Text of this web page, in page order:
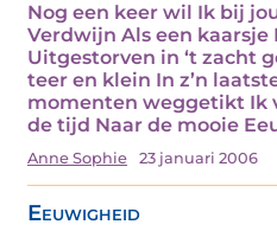
Nog een keer wil Ik bij
Verdwijn Als een
Uitgestorven in ‘t zacht
teer en klein In z’n
momenten weggetikt Ik
de tijd Naar de mooie
Anne Sophie 23 januari 2006
Eeuwigheid